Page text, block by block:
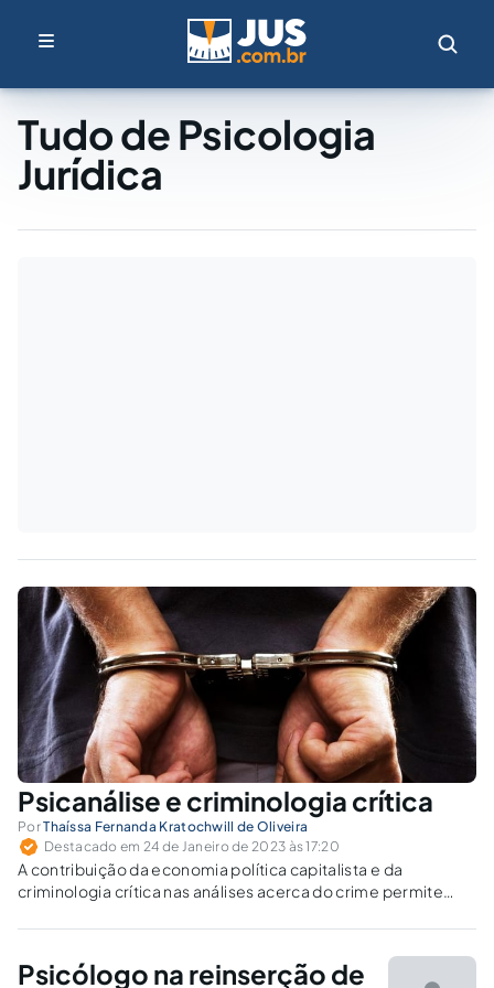
Tudo de Psicologia
Jurídica
Psicanálise e criminologia crítica
PorThaíssa Fernanda Kratochwill de Oliveira
Destacado em 24 de Janeiro de 2023 às 17:20
A contribuição da economia política capitalista e da
criminologia crítica nas análises acerca do crime permite
eles o da psicanálise.
Psicólogo na reinserção de